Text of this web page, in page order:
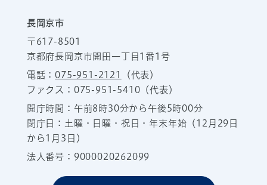
長岡京市
〒617-8501
京都府長岡京市開田一丁目1番1号
電話：075-951-2121
（代表）
ファクス：075-951-5410（代表）
開庁時間：午前8時30分から午後5時00分
閉庁日：土曜・日曜・祝日・年末年始（12月29日
から1月3日）
法人番号：9000020262099